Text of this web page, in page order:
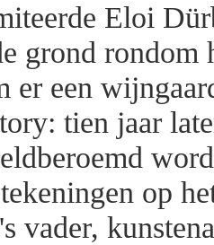
Eloi
grond rondom
er een
tien jaar
op
vader,